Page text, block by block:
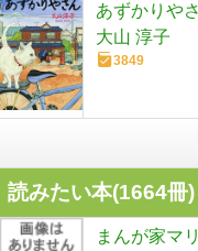
あずかりや
大山 淳子
3849
読みたい本(1664冊)
まんが家マ